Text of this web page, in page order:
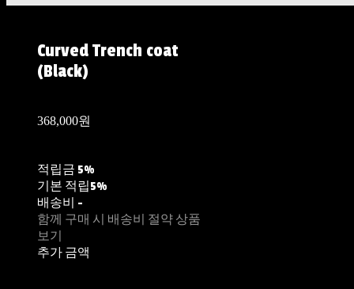
Curved Trench coat
(Black)
368,000원
적립금 5%
기본 적립5%
배송비 -
함께 구매 시 배송비 절약 상품
보기
추가 금액